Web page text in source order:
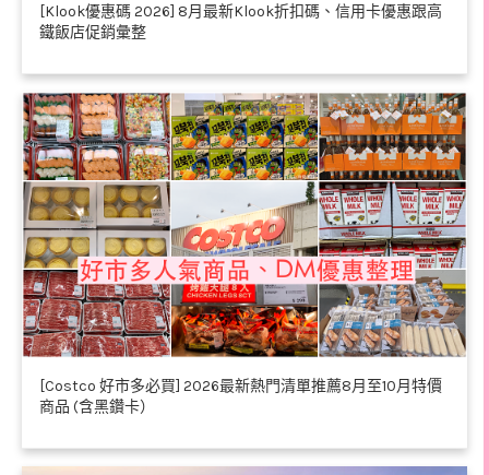
[Klook優惠碼 2026] 8月最新Klook折扣碼、信用卡優惠跟高
鐵飯店促銷彙整
[Costco 好市多必買] 2026最新熱門清單推薦8月至10月特價
商品 (含黑鑽卡）